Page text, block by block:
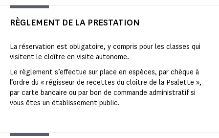
RÈGLEMENT DE LA PRESTATION
La réservation est obligatoire, y compris pour les classes qui
visitent le cloître en visite autonome.
Le règlement s’effectue sur place en espèces, par chèque à
l’ordre du « régisseur de recettes du cloître de la Psalette »,
par carte bancaire ou par bon de commande administratif si
vous êtes un établissement public.